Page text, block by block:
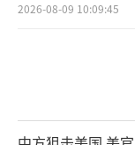
2026-08-09 10:09:45